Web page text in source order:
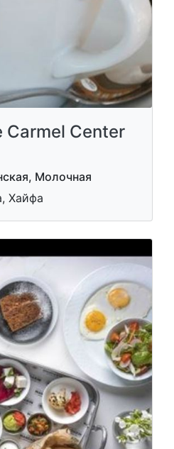
Carmel Center
Молочная
Хайфа